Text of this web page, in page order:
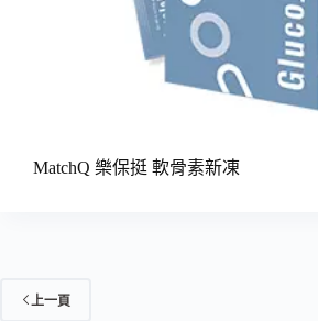
MatchQ 樂保挺 軟骨素新凍
上一頁